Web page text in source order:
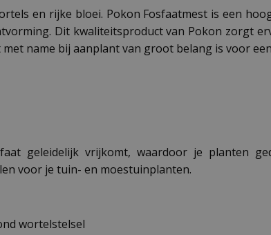
en rijke bloei. Pokon Fosfaatmest is een
Dit kwaliteitsproduct van Pokon zorgt
name bij aanplant van groot belang is voor
geleidelijk vrijkomt, waardoor je planten
voor je tuin- en moestuinplanten.
wortelstelsel